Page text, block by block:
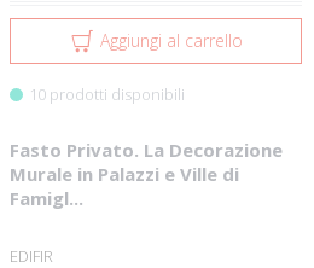
Aggiungi al carrello
10 prodotti disponibili
Fasto Privato. La Decorazione
Murale in Palazzi e Ville di
Famigl...
EDIFIR